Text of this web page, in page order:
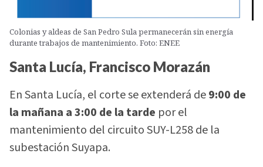
Colonias y aldeas de San Pedro Sula permanecerán sin energía
durante trabajos de mantenimiento. Foto: ENEE
Santa Lucía, Francisco Morazán
En Santa Lucía, el corte se extenderá de9:00 de
la mañana a 3:00 de la tarde por el
mantenimiento del circuito SUY-L258 de la
subestación Suyapa.